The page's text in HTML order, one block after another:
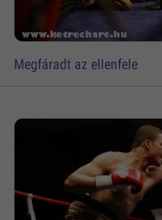
Megfáradt az ellenfele